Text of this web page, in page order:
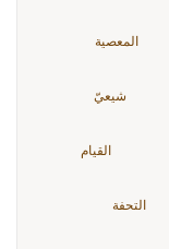
المعصية
شيعيّ
القيام
التحفة